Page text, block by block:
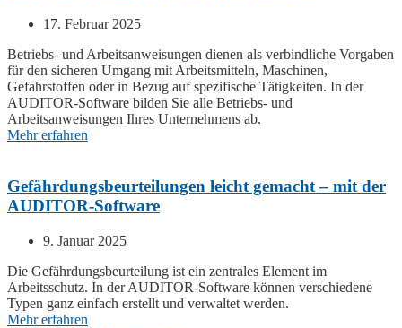
17. Februar 2025
Betriebs- und Arbeitsanweisungen dienen als verbindliche Vorgaben
für den sicheren Umgang mit Arbeitsmitteln, Maschinen,
Gefahrstoffen oder in Bezug auf spezifische Tätigkeiten. In der
AUDITOR-Software bilden Sie alle Betriebs- und
Arbeitsanweisungen Ihres Unternehmens ab.
Mehr erfahren
Gefährdungsbeurteilungen leicht gemacht – mit der
AUDITOR-Software
9. Januar 2025
Die Gefährdungsbeurteilung ist ein zentrales Element im
Arbeitsschutz. In derAUDITOR-Software können verschiedene
Typen ganz einfach erstellt und verwaltet werden.
Mehr erfahren